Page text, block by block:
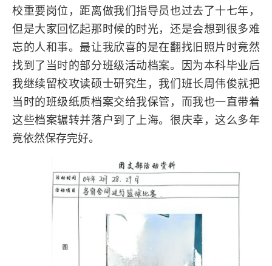
校重要岗位，距离做我们指导员也过去了十七年，
但是大家回忆起那时候的时光，还是会想到很多难
忘的人和事。最让我欣喜的是在翻找旧照片时竟然
找到了当时的部分班级活动档案。因为本科毕业后
我继续留校攻读硕士研究生，我们班长周伟俊就把
当时的班级纸质档案交给我保管，而我也一直带着
这些档案辗转并落户到了上海。很庆幸，这么多年
竟依然保存完好。